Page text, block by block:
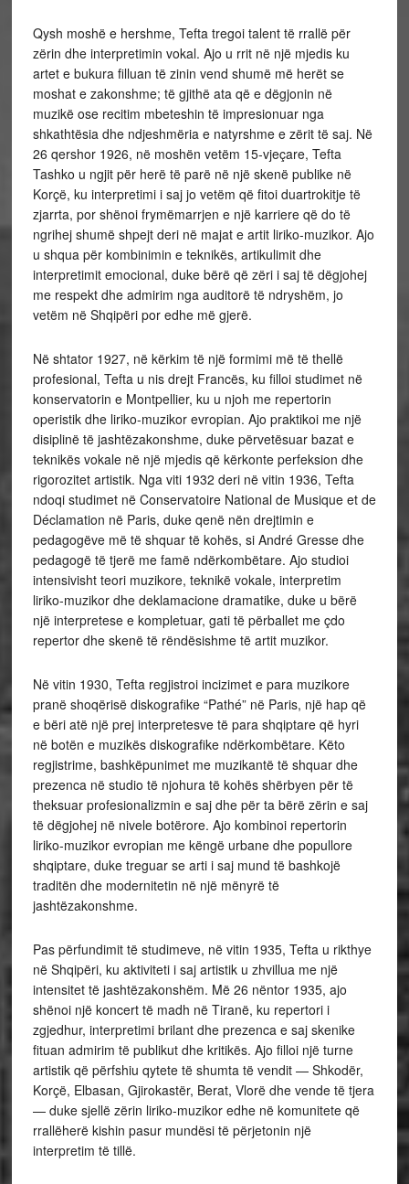
Qysh moshë e hershme, Tefta tregoi talent të rrallë për
zërin dhe interpretimin vokal. Ajo u rrit në një mjedis ku
artet e bukura filluan të zinin vend shumë më herët se
moshat e zakonshme; të gjithë ata që e dëgjonin në
muzikë ose recitim mbeteshin të impresionuar nga
shkathtësia dhe ndjeshmëria e natyrshme e zërit të saj. Në
26 qershor 1926, në moshën vetëm 15‑vjeçare, Tefta
Tashko u ngjit për herë të parë në një skenë publike në
Korçë, ku interpretimi i saj jo vetëm që fitoi duartrokitje të
zjarrta, por shënoi frymëmarrjen e një karriere që do të
ngrihej shumë shpejt deri në majat e artit liriko‑muzikor. Ajo
u shqua për kombinimin e teknikës, artikulimit dhe
interpretimit emocional, duke bërë që zëri i saj të dëgjohej
me respekt dhe admirim nga auditorë të ndryshëm, jo
vetëm në Shqipëri por edhe më gjerë.
Në shtator 1927, në kërkim të një formimi më të thellë
profesional, Tefta u nis drejt Francës, ku filloi studimet në
konservatorin e Montpellier, ku u njoh me repertorin
operistik dhe liriko‑muzikor evropian. Ajo praktikoi me një
disiplinë të jashtëzakonshme, duke përvetësuar bazat e
teknikës vokale në një mjedis që kërkonte perfeksion dhe
rigorozitet artistik. Nga viti 1932 deri në vitin 1936, Tefta
ndoqi studimet në Conservatoire National de Musique et de
Déclamation në Paris, duke qenë nën drejtimin e
pedagogëve më të shquar të kohës, si André Gresse dhe
pedagogë të tjerë me famë ndërkombëtare. Ajo studioi
intensivisht teori muzikore, teknikë vokale, interpretim
liriko‑muzikor dhe deklamacione dramatike, duke u bërë
një interpretese e kompletuar, gati të përballet me çdo
repertor dhe skenë të rëndësishme të artit muzikor.
Në vitin 1930, Tefta regjistroi incizimet e para muzikore
pranë shoqërisë diskografike “Pathé” në Paris, një hap që
e bëri atë një prej interpretesve të para shqiptare që hyri
në botën e muzikës diskografike ndërkombëtare. Këto
regjistrime, bashkëpunimet me muzikantë të shquar dhe
prezenca në studio të njohura të kohës shërbyen për të
theksuar profesionalizmin e saj dhe për ta bërë zërin e saj
të dëgjohej në nivele botërore. Ajo kombinoi repertorin
liriko‑muzikor evropian me këngë urbane dhe popullore
shqiptare, duke treguar se arti i saj mund të bashkojë
traditën dhe modernitetin në një mënyrë të
jashtëzakonshme.
Pas përfundimit të studimeve, në vitin 1935, Tefta u rikthye
në Shqipëri, ku aktiviteti i saj artistik u zhvillua me një
intensitet të jashtëzakonshëm. Më 26 nëntor 1935, ajo
shënoi një koncert të madh në Tiranë, ku repertori i
zgjedhur, interpretimi brilant dhe prezenca e saj skenike
fituan admirim të publikut dhe kritikës. Ajo filloi një turne
artistik që përfshiu qytete të shumta të vendit — Shkodër,
Korçë, Elbasan, Gjirokastër, Berat, Vlorë dhe vende të tjera
— duke sjellë zërin liriko‑muzikor edhe në komunitete që
rrallëherë kishin pasur mundësi të përjetonin një
interpretim të tillë.